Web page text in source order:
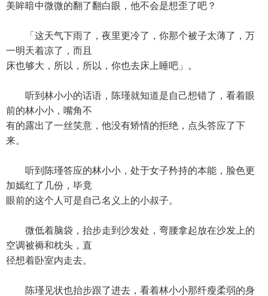
美眸暗中微微的翻了翻白眼，他不会是想歪了吧？
「这天气下雨了，夜里更冷了，你那个被子太薄了，万
一明天着凉了，而且
床也够大，所以，所以，你也去床上睡吧」。
听到林小小的话语，陈瑾就知道是自己想错了，看着眼
前的林小小，嘴角不
有的露出了一丝笑意，他没有矫情的拒绝，点头答应了下
来。
听到陈瑾答应的林小小，处于女子矜持的本能，脸色更
加嫣红了几份，毕竟
眼前的这个人可是自己名义上的小叔子。
微低着脑袋，抬步走到沙发处，弯腰拿起放在沙发上的
空调被褥和枕头，直
径想着卧室内走去。
陈瑾见状也抬步跟了进去，看着林小小那纤瘦柔弱的身